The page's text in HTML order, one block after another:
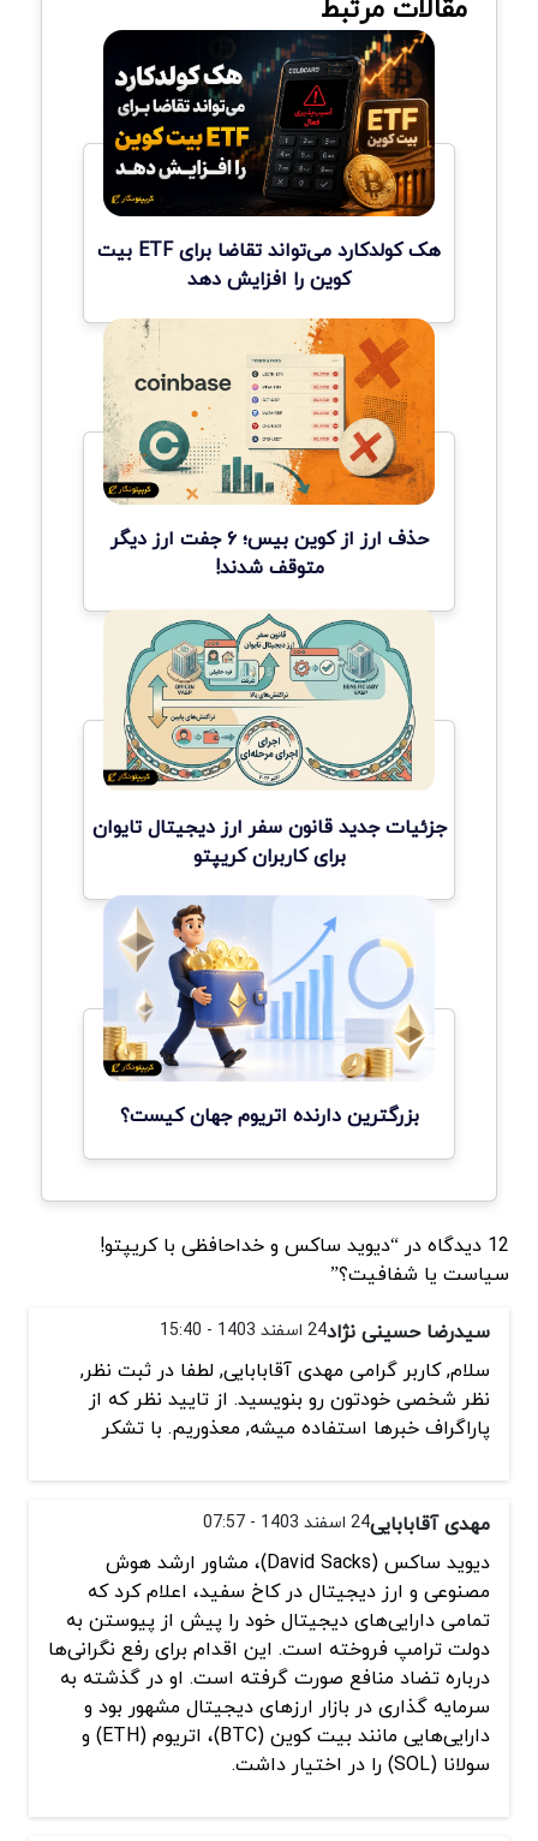
هک کولدکارد می‌تواند تقاضا برای ETF بیت
کوین را افزایش دهد
حذف ارز از کوین بیس؛ ۶ جفت ارز دیگر
متوقف شدند!
جزئیات جدید قانون سفر ارز دیجیتال تایوان
برای کاربران کریپتو
بزرگترین دارنده اتریوم جهان کیست؟
12 دیدگاه در “دیوید ساکس و خداحافظی با کریپتو!
سیاست یا شفافیت؟”
سیدرضا حسینی نژاد24 اسفند 1403 - 15:40
سلام, کاربر گرامی مهدی آقابابایی, لطفا در ثبت نظر,
نظر شخصی خودتون رو بنویسید. از تایید نظر که از
پاراگراف خبرها استفاده میشه, معذوریم. با تشکر
مهدی آقابابایی24 اسفند 1403 - 07:57
دیوید ساکس (David Sacks)، مشاور ارشد هوش
مصنوعی و ارز دیجیتال در کاخ سفید، اعلام کرد که
تمامی دارایی‌های دیجیتال خود را پیش از پیوستن به
دولت ترامپ فروخته است. این اقدام برای رفع نگرانی‌ها
درباره تضاد منافع صورت گرفته است. او در گذشته به
سرمایه گذاری در بازار ارزهای دیجیتال مشهور بود و
دارایی‌هایی مانند بیت کوین (BTC)، اتریوم (ETH) و
سولانا (SOL) را در اختیار داشت.